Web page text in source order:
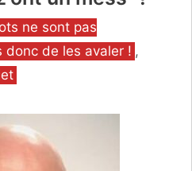
ne sont pas
donc de les avaler ! ,